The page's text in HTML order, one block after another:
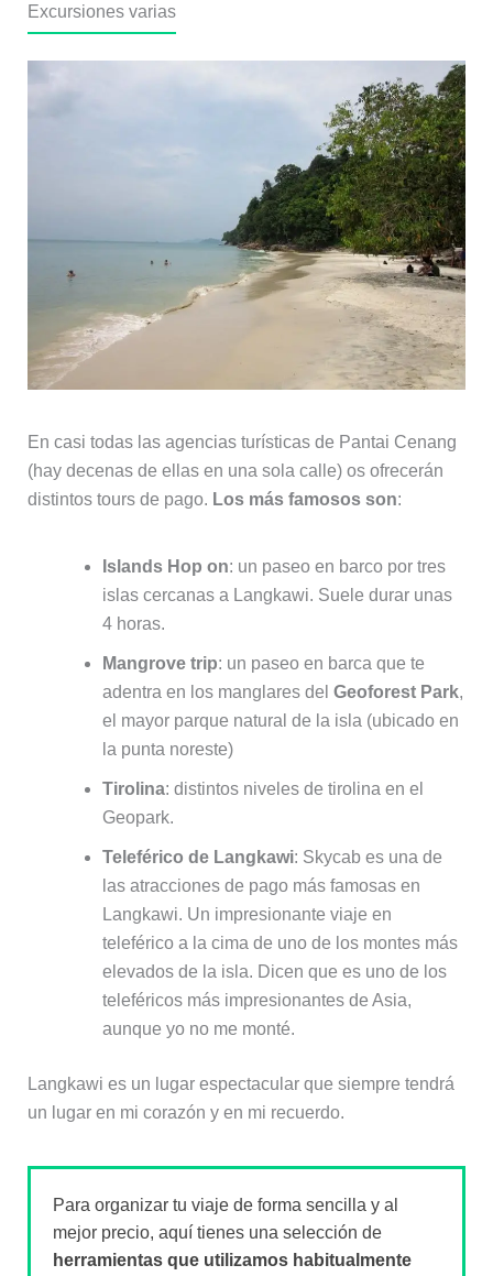
Excursiones varias
En casi todas las agencias turísticas de Pantai Cenang
(hay decenas de ellas en una sola calle) os ofrecerán
distintos tours de pago. Los más famosos son:
Islands Hop on: un paseo en barco por tres
islas cercanas a Langkawi. Suele durar unas
4 horas.
Mangrove trip: un paseo en barca que te
adentra en los manglares del Geoforest Park,
el mayor parque natural de la isla (ubicado en
la punta noreste)
Tirolina: distintos niveles de tirolina en el
Geopark.
Teleférico de Langkawi: Skycab es una de
las atracciones de pago más famosas en
Langkawi. Un impresionante viaje en
teleférico a la cima de uno de los montes más
elevados de la isla. Dicen que es uno de los
teleféricos más impresionantes de Asia,
aunque yo no me monté.
Langkawi es un lugar espectacular que siempre tendrá
un lugar en mi corazón y en mi recuerdo.
Para organizar tu viaje de forma sencilla y al
mejor precio, aquí tienes una selección de
herramientas que utilizamos habitualmente